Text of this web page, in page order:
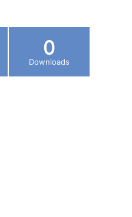
0
Downloads